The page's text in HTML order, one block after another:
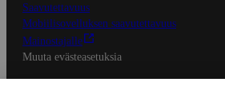
Saavutettavuus
Mobiilisovelluksen saavutettavuus
Mainostajalle
Muuta evästeasetuksia